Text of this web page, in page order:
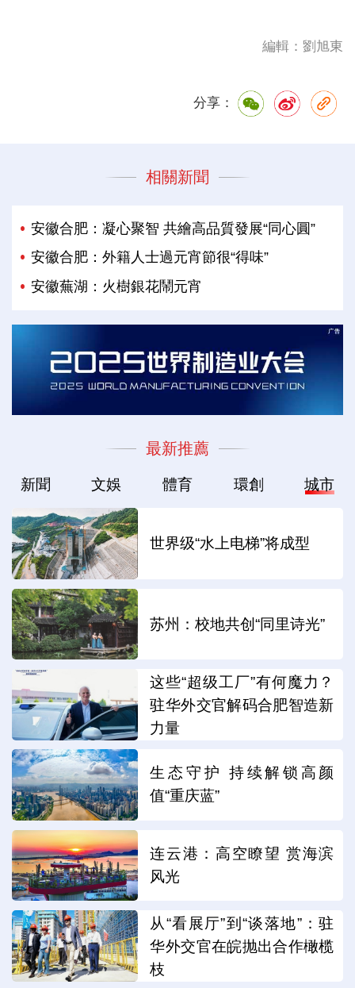
編輯：劉旭東
分享：
相關新聞
安徽合肥：凝心聚智 共繪高品質發展“同心圓”
安徽合肥：外籍人士過元宵節很“得味”
安徽蕪湖：火樹銀花鬧元宵
最新推薦
新聞 文娛 體育 環創 城市
世界级“水上电梯”将成型
苏州：校地共创“同里诗光”
这些“超级工厂”有何魔力？
驻华外交官解码合肥智造新
力量
生态守护 持续解锁高颜
值“重庆蓝”
连云港：高空瞭望 赏海滨
风光
从“看展厅”到“谈落地”：驻
华外交官在皖抛出合作橄榄
枝